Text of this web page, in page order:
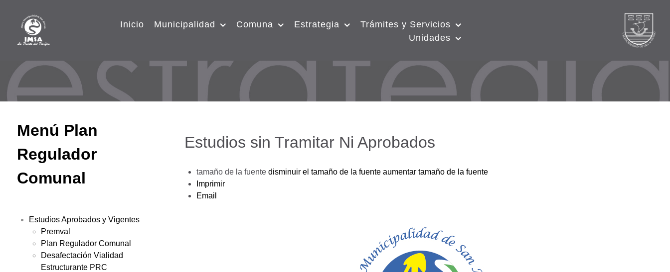
Inicio Municipalidad Comuna Estrategia
Trámites y Servicios
Unidades
Menú Plan
Regulador
Comunal
Estudios Aprobados y Vigentes
Premval
Plan Regulador Comunal
Desafectación Vialidad
Estructurante PRC
Estudios sin Tramitar Ni Aprobados
tamaño de la fuente disminuir el tamaño de la fuente aumentar tamaño de la fuente
Imprimir
Email